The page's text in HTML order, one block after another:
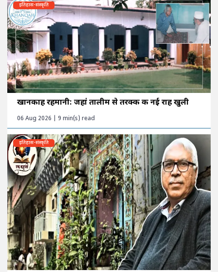
इतिहास-संस्कृति
खानकाह रहमानी: जहां तालीम से तरक्की की नई राह खुली
06 Aug 2026 | 9 min(s) read
इतिहास-संस्कृति